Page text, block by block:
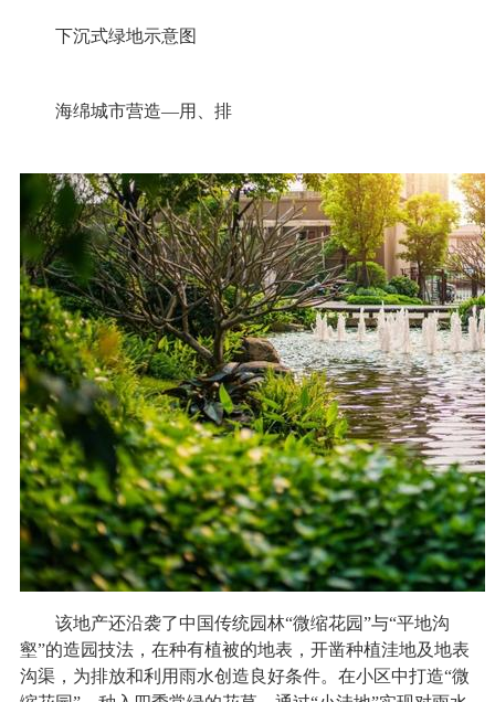
下沉式绿地示意图
海绵城市营造—用、排
该地产还沿袭了中国传统园林“微缩花园”与“平地沟
壑”的造园技法，在种有植被的地表，开凿种植洼地及地表
沟渠，为排放和利用雨水创造良好条件。在小区中打造“微